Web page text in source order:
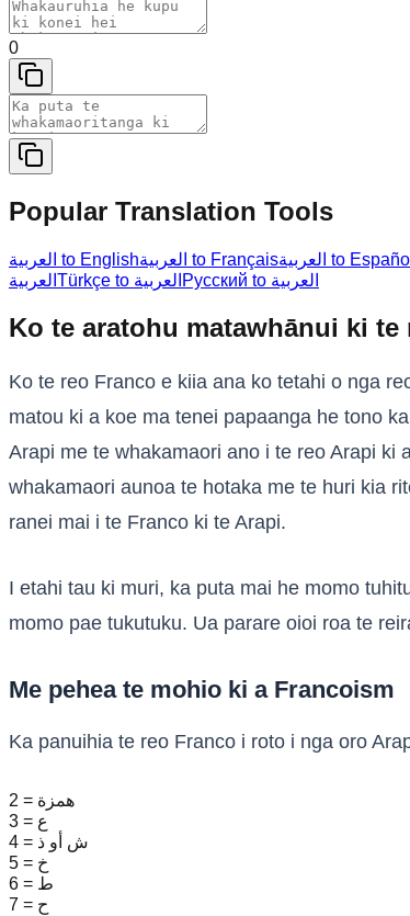
0
Popular Translation Tools
العربية to English العربية to Français العربية to Español
العربية
Türkçe to العربية Русский to العربية
Ko te aratohu matawhānui ki te
Ko te reo Franco e kiia ana ko tetahi o nga
matou ki a koe ma tenei papaanga he tono
Arapi me te whakamaori ano i te reo Arapi ki
whakamaori aunoa te hotaka me te huri kia
ranei mai i te Franco ki te Arapi.
I etahi tau ki muri, ka puta mai he momo
momo pae tukutuku. Ua parare oioi roa te
Me pehea te mohio ki a Francoism
Ka panuihia te reo Franco i roto i nga oro
2 = همزة
3 = ع
4 = ش أو ذ
5 = خ
6 = ط
7 = ح